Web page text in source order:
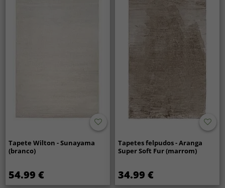
Tapete Wilton - Sunayama
(branco)
54.99 €
Tapetes felpudos - Aranga
Super Soft Fur (marrom)
34.99 €